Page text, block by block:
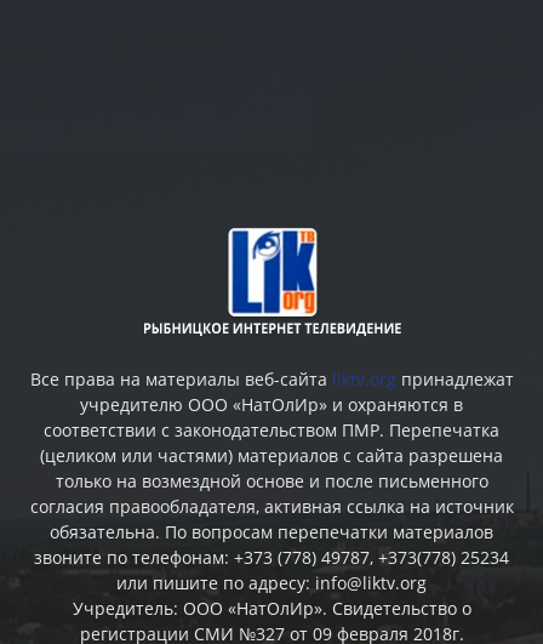
Все права на материалы веб-сайта liktv.org принадлежат
учредителю ООО «НатОлИр» и охраняются в
соответствии с законодательством ПМР. Перепечатка
(целиком или частями) материалов c сайта разрешена
только на возмездной основе и после письменного
согласия правообладателя, активная ссылка на источник
обязательна. По вопросам перепечатки материалов
звоните по телефонам: +373 (778) 49787, +373(778) 25234
или пишите по адресу: info@liktv.org
Учредитель: ООО «НатОлИр». Свидетельство о
регистрации СМИ №327 от 09 февраля 2018г.